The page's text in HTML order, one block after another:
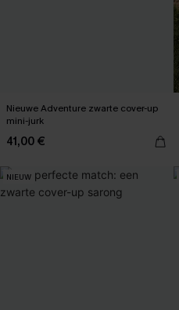
Nieuwe Adventure zwarte cover-up
mini-jurk
41,00 €
NIEUW